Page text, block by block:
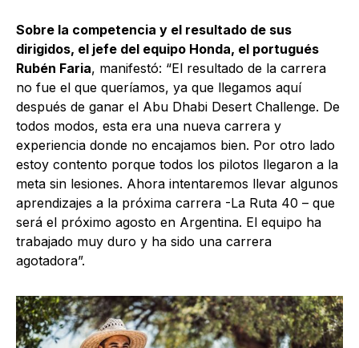
Sobre la competencia y el resultado de sus
dirigidos, el jefe del equipo Honda, el portugués
Rubén Faria, manifestó: “El resultado de la carrera
no fue el que queríamos, ya que llegamos aquí
después de ganar el Abu Dhabi Desert Challenge. De
todos modos, esta era una nueva carrera y
experiencia donde no encajamos bien. Por otro lado
estoy contento porque todos los pilotos llegaron a la
meta sin lesiones. Ahora intentaremos llevar algunos
aprendizajes a la próxima carrera -La Ruta 40 – que
será el próximo agosto en Argentina. El equipo ha
trabajado muy duro y ha sido una carrera
agotadora”.